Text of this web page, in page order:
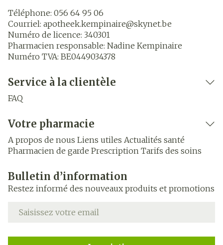
Téléphone: 056 64 95 06
Courriel: apotheek.kempinaire@skynet.be
Numéro de licence: 340301
Pharmacien responsable: Nadine Kempinaire
Numéro TVA: BE0449034378
Service à la clientèle
FAQ
Votre pharmacie
A propos de nous Liens utiles Actualités santé
Pharmacien de garde Prescription Tarifs des soins
Bulletin d’information
Restez informé des nouveaux produits et promotions
Adresse mail